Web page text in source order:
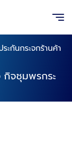
ะกันกระจกร้านค้า
กิจชุมพรกระ